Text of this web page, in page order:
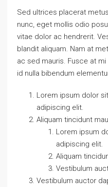
Sed ultrices placerat
nunc, eget mollis odio
vitae dolor ac hendrerit.
blandit aliquam. Nam at
ac sed mauris. Fusce at
id nulla bibendum
Lorem ipsum dolor
adipiscing elit.
Aliquam tincidunt
Lorem ipsum
adipiscing elit.
Aliquam
Vestibulum
Vestibulum auctor